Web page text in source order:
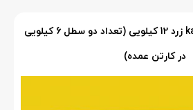
خمیر فوندانت کارو karo زرد 12 کیلویی (تعداد دو سطل 6 کیلویی
در کارتن عمده)